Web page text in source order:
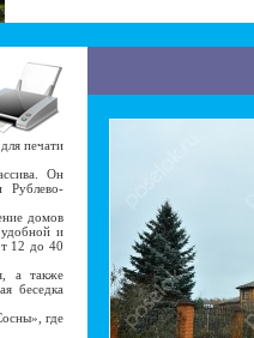
печати
Он
Рублево-
домов
и
12 до 40
а также
беседка
где